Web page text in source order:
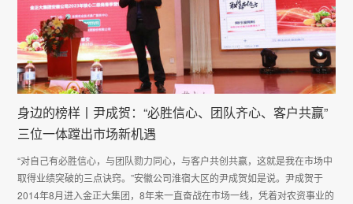
身边的榜样丨尹成贺：“必胜信心、团队齐心、客户共赢”
三位一体蹚出市场新机遇
“对自己有必胜信心，与团队勠力同心，与客户共创共赢，这就是我在市场中
取得业绩突破的三点诀窍。”安徽公司淮宿大区的尹成贺如是说。尹成贺于
2014年8月进入金正大集团，8年来一直奋战在市场一线，凭着对农资事业的